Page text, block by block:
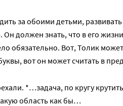
за обоими детьми,
Он должен знать, что в его жизни
обязательно. Вот, Толик
вот он может считать в
*…задача, по кругу
область как бы…